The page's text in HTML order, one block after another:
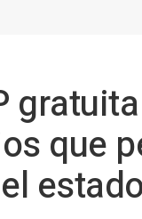
que